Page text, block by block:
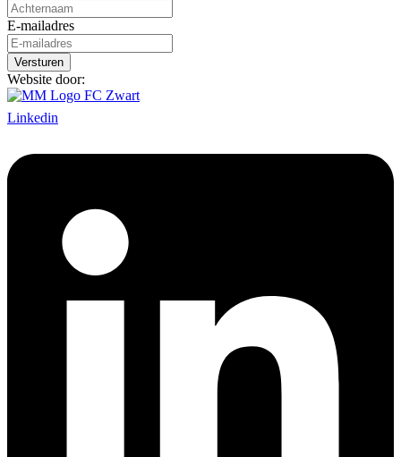
E-mailadres
Website door:
Linkedin